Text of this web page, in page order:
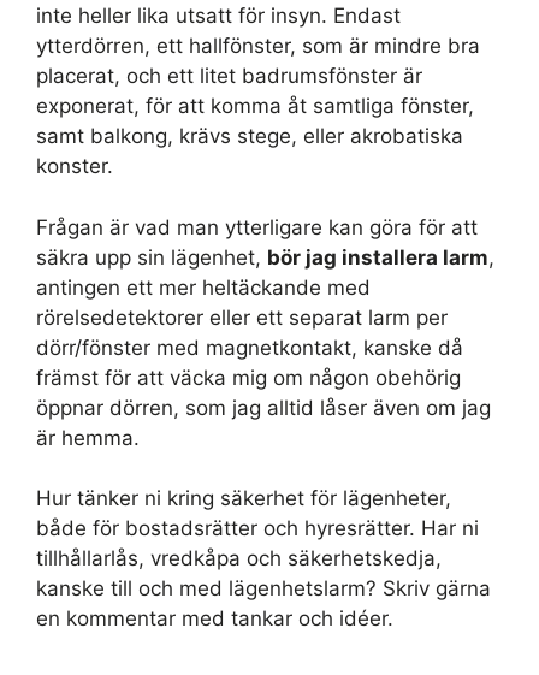
inte heller lika utsatt för insyn. Endast
ytterdörren, ett hallfönster, som är mindre bra
placerat, och ett litet badrumsfönster är
exponerat, för att komma åt samtliga fönster,
samt balkong, krävs stege, eller akrobatiska
konster.
Frågan är vad man ytterligare kan göra för att
säkra upp sin lägenhet, bör jag installera larm,
antingen ett mer heltäckande med
rörelsedetektorer eller ett separat larm per
dörr/fönster med magnetkontakt, kanske då
främst för att väcka mig om någon obehörig
öppnar dörren, som jag alltid låser även om jag
är hemma.
Hur tänker ni kring säkerhet för lägenheter,
både för bostadsrätter och hyresrätter. Har ni
tillhållarlås, vredkåpa och säkerhetskedja,
kanske till och med lägenhetslarm? Skriv gärna
en kommentar med tankar och idéer.